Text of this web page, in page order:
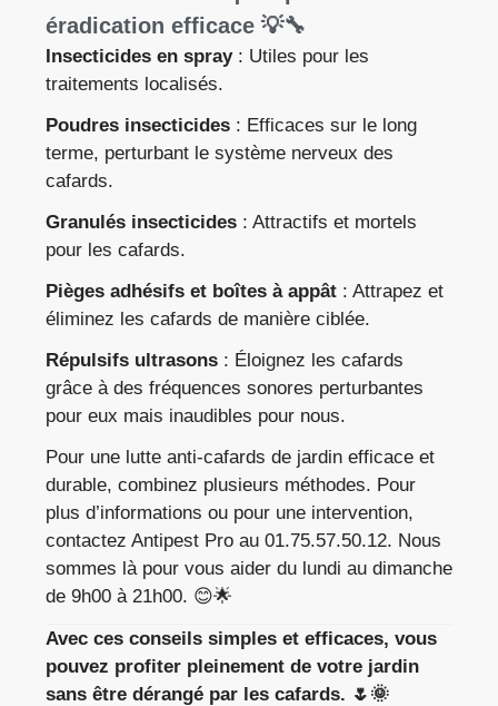
éradication efficace 💡🔧
Insecticides en spray: Utiles pour les
traitements localisés.
Poudres insecticides : Efficaces sur le long
terme, perturbant le système nerveux des
cafards.
Granulés insecticides : Attractifs et mortels
pour les cafards.
Pièges adhésifs et boîtes à appât : Attrapez et
éliminez les cafards de manière ciblée.
Répulsifs ultrasons : Éloignez les cafards
grâce à des fréquences sonores perturbantes
pour eux mais inaudibles pour nous.
Pour une lutte anti-cafards de jardin efficace et
durable, combinez plusieurs méthodes. Pour
plus d’informations ou pour une intervention,
contactez Antipest Pro au 01.75.57.50.12. Nous
sommes là pour vous aider du lundi au dimanche
de 9h00 à 21h00. 😊🌟
Avec ces conseils simples et efficaces, vous
pouvez profiter pleinement de votre jardin
sans être dérangé par les cafards. 🌷🌞